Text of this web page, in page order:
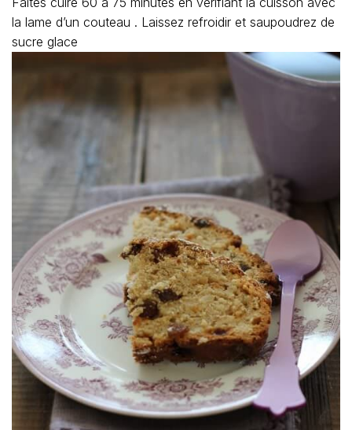
la lame d’un couteau . Laissez refroidir et saupoudrez de
sucre glace